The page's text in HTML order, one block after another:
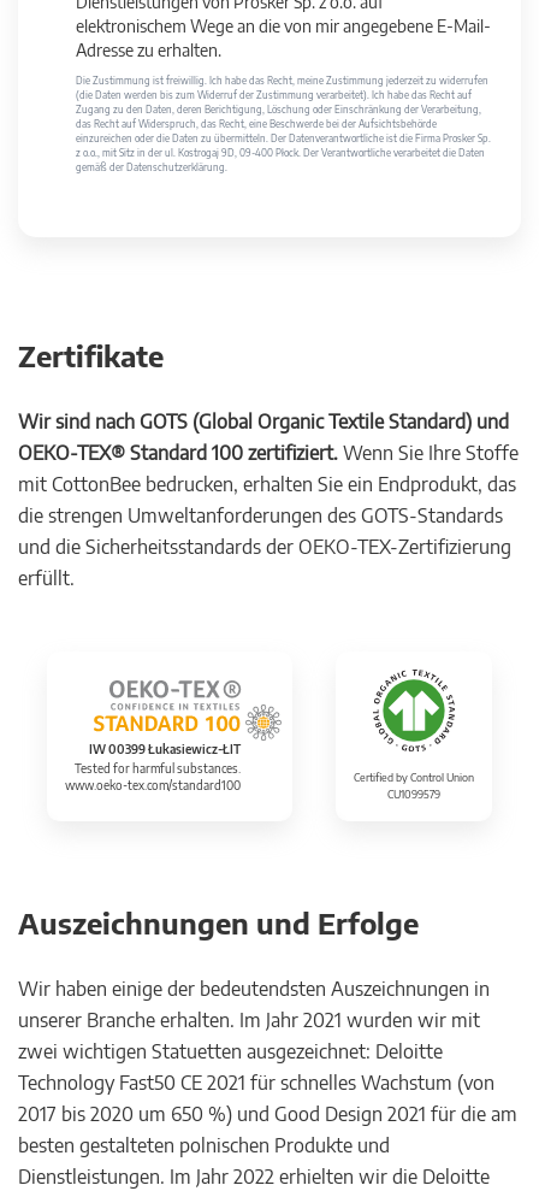
elektronischem Wege an die von mir angegebene E-Mail-
Adresse zu erhalten.
Die Zustimmung ist freiwillig. Ich habe das Recht, meine Zustimmung jederzeit zu widerrufen
(die Daten werden bis zum Widerruf der Zustimmung verarbeitet). Ich habe das Recht auf
Zugang zu den Daten, deren Berichtigung, Löschung oder Einschränkung der Verarbeitung,
das Recht auf Widerspruch, das Recht, eine Beschwerde bei der Aufsichtsbehörde
einzureichen oder die Daten zu übermitteln. Der Datenverantwortliche ist die Firma Prosker Sp.
z o.o., mit Sitz in der ul. Kostrogaj 9D, 09-400 Płock. Der Verantwortliche verarbeitet die Daten
gemäß der Datenschutzerklärung.
Zertifikate
Wir sind nach GOTS (Global Organic Textile Standard) und
OEKO-TEX® Standard 100 zertifiziert. Wenn Sie Ihre Stoffe
mit CottonBee bedrucken, erhalten Sie ein Endprodukt, das
die strengen Umweltanforderungen des GOTS-Standards
und die Sicherheitsstandards der OEKO-TEX-Zertifizierung
erfüllt.
IW 00399 Łukasiewicz-ŁIT
Tested for harmful substances.
www.oeko-tex.com/standard100
Certified by Control Union
CU1099579
Auszeichnungen und Erfolge
Wir haben einige der bedeutendsten Auszeichnungen in
unserer Branche erhalten. Im Jahr 2021 wurden wir mit
zwei wichtigen Statuetten ausgezeichnet: Deloitte
Technology Fast50 CE 2021 für schnelles Wachstum (von
2017 bis 2020 um 650 %) und Good Design 2021 für die am
besten gestalteten polnischen Produkte und
Dienstleistungen. Im Jahr 2022 erhielten wir die Deloitte